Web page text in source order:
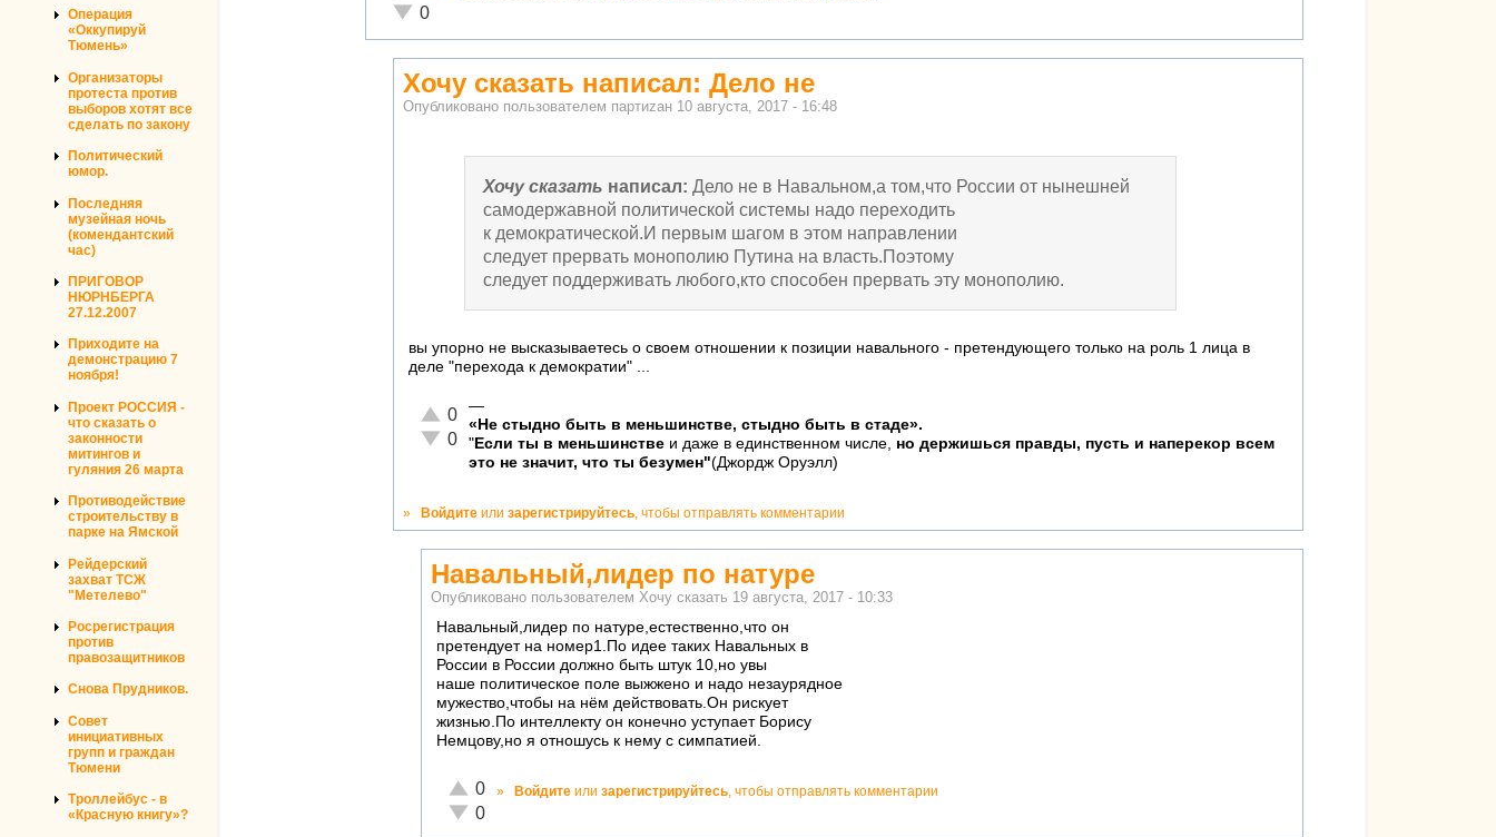
Операция
«Оккупируй
Тюмень»
Организаторы
протеста против
выборов хотят все
сделать по закону
Политический
юмор.
Последняя
музейная ночь
(комендантский
час)
ПРИГОВОР
НЮРНБЕРГА
27.12.2007
Приходите на
демонстрацию 7
ноября!
Проект РОССИЯ -
что сказать о
законности
митингов и
гуляния 26 марта
Противодействие
строительству в
парке на Ямской
Рейдерский
захват ТСЖ
"Метелево"
Росрегистрация
против
правозащитников
Снова Прудников.
Совет
инициативных
групп и граждан
Тюмени
Троллейбус - в
«Красную книгу»?
Неадекватно!
0
Хочу сказать написал: Дело не
Опубликовано пользователем партиzан 10 августа, 2017 - 16:48
Хочу сказать написал:Дело не в Навальном,а том,что России от нынешней
самодержавной политической системы надо переходить
к демократической.И первым шагом в этом направлении
следует прервать монополию Путина на власть.Поэтому
следует поддерживать любого,кто способен прервать эту монополию.
вы упорно не высказываетесь о своем отношении к позиции навального - претендующего только на роль 1 лица в
деле "перехода к демократии" ...
Отлично!
0
Неадекватно!
0
—
«Не стыдно быть в меньшинстве, стыдно быть в стаде».
" Если ты в меньшинстве и даже в единственном числе, но держишься правды, пусть и наперекор всем
это не значит, что ты безумен"(Джордж Оруэлл)
» Войдите или зарегистрируйтесь , чтобы отправлять комментарии
Навальный,лидер по натуре
Опубликовано пользователем Хочу сказать 19 августа, 2017 - 10:33
Навальный,лидер по натуре,естественно,что он
претендует на номер1.По идее таких Навальных в
России в России должно быть штук 10,но увы
наше политическое поле выжжено и надо незаурядное
мужество,чтобы на нём действовать.Он рискует
жизнью.По интеллекту он конечно уступает Борису
Немцову,но я отношусь к нему с симпатией.
Отлично!
0
Неадекватно!
0
» Войдите или зарегистрируйтесь, чтобы отправлять комментарии